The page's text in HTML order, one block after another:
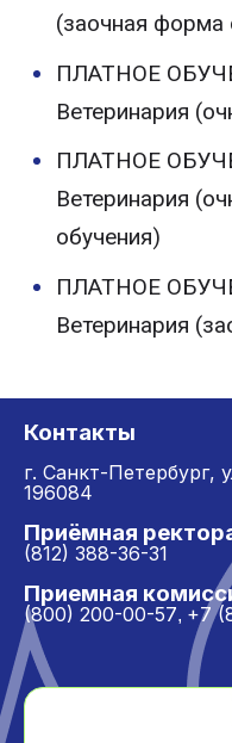
(заочная форма
ПЛАТНОЕ
Ветеринария
ПЛАТНОЕ
Ветеринария
обучения)
ПЛАТНОЕ
Ветеринария
Контакты
г. Санкт-Петербург,
196084
Приёмная
(812) 388-36-31
Приемная
(800) 200-00-57, +7